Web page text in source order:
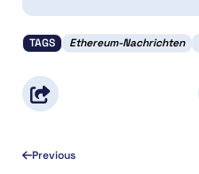
TAGS Ethereum-Nachrichten
Previous